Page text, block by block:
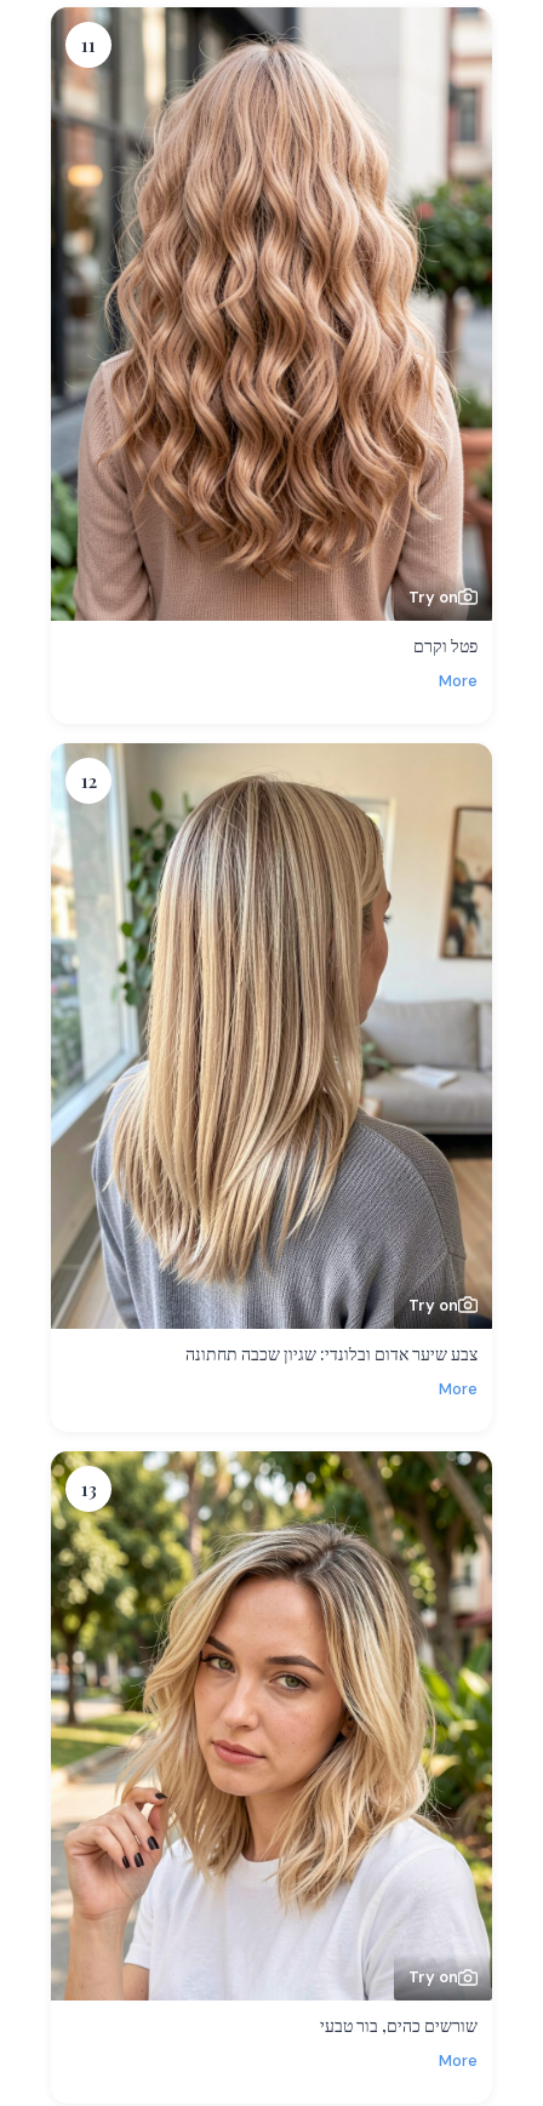
11
Try on
פטל וקרם
More
12
Try on
צבע שיער אדום ובלונדי: שגיון שכבה תחתונה
More
13
Try on
שורשים כהים, בור טבעי
More